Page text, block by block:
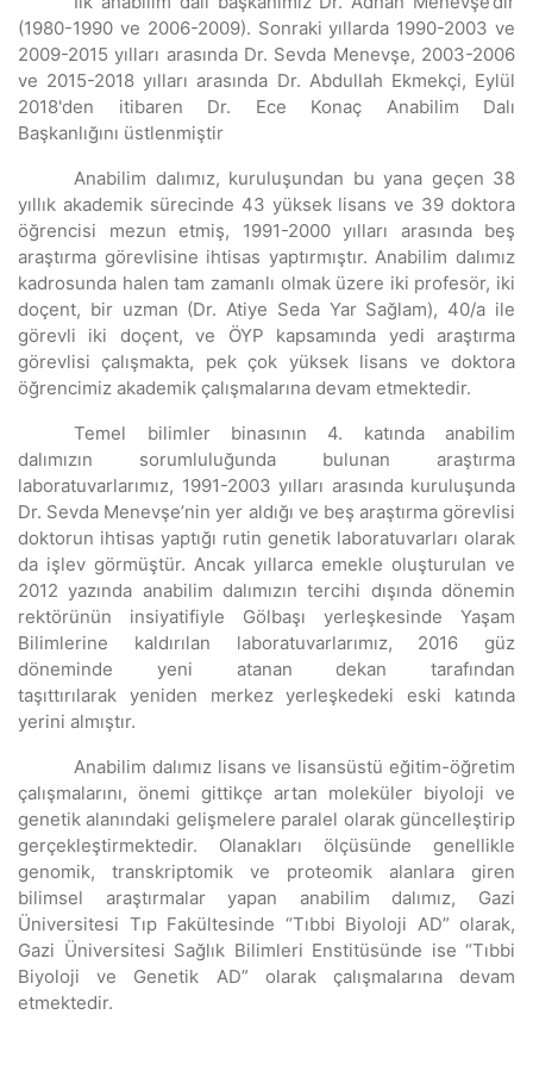
(1980-1990 ve 2006-2009). Sonraki yıllarda 1990-2003 ve
2009-2015 yılları arasında Dr. Sevda Menevşe, 2003-2006
ve 2015-2018 yılları arasında Dr. Abdullah Ekmekçi, Eylül
2018'den itibaren Dr. Ece Konaç Anabilim Dalı
Başkanlığını üstlenmiştir
Anabilim dalımız, kuruluşundan bu yana geçen 38
yıllık akademik sürecinde 43 yüksek lisans ve 39 doktora
öğrencisi mezun etmiş, 1991-2000 yılları arasında beş
araştırma görevlisine ihtisas yaptırmıştır.Anabilim dalımız
kadrosunda halen tam zamanlı olmak üzere iki profesör, iki
doçent, bir uzman (Dr. Atiye Seda Yar Sağlam), 40/a ile
görevli iki doçent, ve ÖYP kapsamında yedi araştırma
görevlisi çalışmakta, pek çok yüksek lisans ve doktora
öğrencimiz akademik çalışmalarına devam etmektedir.
Temel bilimler binasının 4. katında anabilim
dalımızın sorumluluğunda bulunan araştırma
laboratuvarlarımız, 1991-2003 yılları arasında kuruluşunda
Dr. Sevda Menevşe’nin yer aldığı ve beş araştırma görevlisi
doktorun ihtisas yaptığı rutin genetik laboratuvarları olarak
da işlev görmüştür. Ancak yıllarca emekle oluşturulan ve
2012 yazında anabilim dalımızın tercihi dışında dönemin
rektörünün insiyatifiyle Gölbaşı yerleşkesinde Yaşam
Bilimlerine kaldırılan laboratuvarlarımız, 2016 güz
döneminde yeni atanan dekan tarafından
taşıttırılarak yeniden merkez yerleşkedeki eski katında
yerini almıştır.
Anabilim dalımız lisans ve lisansüstü eğitim-öğretim
çalışmalarını, önemi gittikçe artan moleküler biyoloji ve
genetik alanındaki gelişmelere paralel olarak güncelleştirip
gerçekleştirmektedir. Olanakları ölçüsünde genellikle
genomik, transkriptomik ve proteomik alanlara giren
bilimsel araştırmalar yapan anabilim dalımız, Gazi
Üniversitesi Tıp Fakültesinde “Tıbbi Biyoloji AD” olarak,
Gazi Üniversitesi Sağlık Bilimleri Enstitüsünde ise “Tıbbi
Biyoloji ve Genetik AD” olarak çalışmalarına devam
etmektedir.